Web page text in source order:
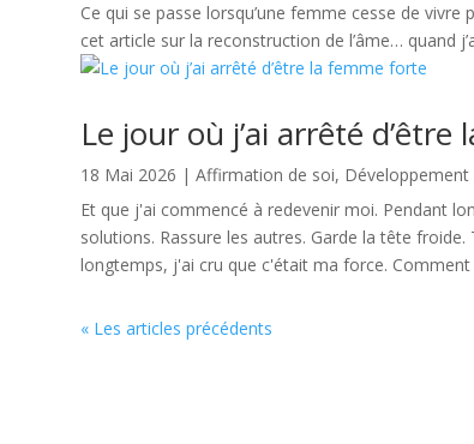
Ce qui se passe lorsqu’une femme cesse de vivre
cet article sur la reconstruction de l’âme… quand
Le jour où j’ai arrêté
18 Mai 2026 |Affirmation de soi,
Et que j'ai commencé à redevenir moi. Pendant
solutions. Rassure les autres. Garde la tête
longtemps, j'ai cru que c'était ma force. Comment
« Les articles précédents